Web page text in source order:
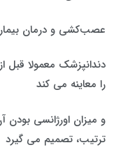
عصب‌کشی و درمان
دندانپزشک معمولا قبل
را معاینه می کند
و میزان اورژانسی بودن
ترتیب، تصمیم می گیرد